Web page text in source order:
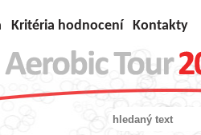
Kritéria hodnocení Kontakty